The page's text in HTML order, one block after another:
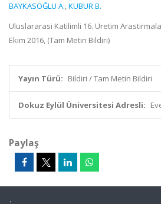
BAYKASOĞLU A.,KUBUR B.
Uluslararasi Katilimli 16. Üretim
Ekim 2016, (Tam Metin Bildiri)
Yayın Türü: Bildiri / Tam Metin Bildiri
Dokuz Eylül Üniversitesi Adresli:
Paylaş